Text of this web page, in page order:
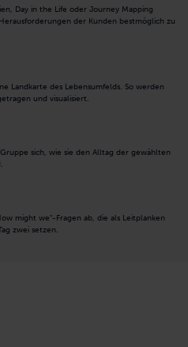
Day in the Life oder Journey Mapping
der Kunden bestmöglich zu
Landkarte des Lebensumfelds. So werden
und visualisiert.
sich, wie sie den Alltag der gewählten
might we"-Fragen ab, die als Leitplanken
zwei setzen.